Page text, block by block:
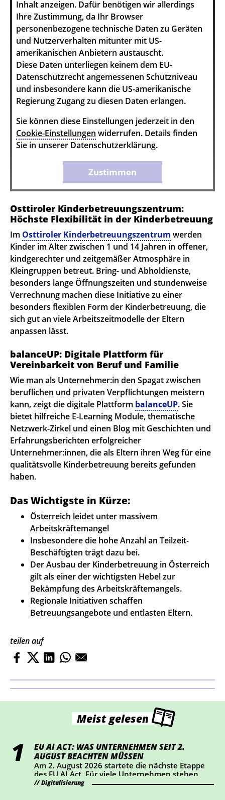
Inhalt anzeigen. Dafür benötigen wir allerdings
Ihre Zustimmung, da Ihr Browser
personenbezogene technische Daten zu Geräten
und Nutzerverhalten mitunter mit US-
amerikanischen Anbietern austauscht.
Diese Daten unterliegen keinem dem EU-
Datenschutzrecht angemessenen Schutzniveau
und insbesondere kann die US-amerikanische
Regierung Zugang zu diesen Daten erlangen.
Sie können diese Einstellungen jederzeit in den
Cookie-Einstellungen widerrufen. Details finden
Sie in unserer Datenschutzerklärung.
Zustimmen
Osttiroler Kinderbetreuungszentrum:
Höchste Flexibilität in der Kinderbetreuung
Im Osttiroler Kinderbetreuungszentrum werden
Kinder im Alter zwischen 1 und 14 Jahren in offener,
kindgerechter und zeitgemäßer Atmosphäre in
Kleingruppen betreut. Bring- und Abholdienste,
besonders lange Öffnungszeiten und stundenweise
Verrechnung machen diese Initiative zu einer
besonders flexiblen Form der Kinderbetreuung, die
sich gut an viele Arbeitszeitmodelle der Eltern
anpassen lässt.
balanceUP: Digitale Plattform für
Vereinbarkeit von Beruf und Familie
Wie man als Unternehmer:in den Spagat zwischen
beruflichen und privaten Verpflichtungen meistern
kann, zeigt die digitale Plattform balanceUP. Sie
bietet hilfreiche E-Learning Module, thematische
Netzwerk-Zirkel und einen Blog mit Geschichten und
Erfahrungsberichten erfolgreicher
Unternehmer:innen, die als Eltern ihren Weg für eine
qualitätsvolle Kinderbetreuung bereits gefunden
haben.
Das Wichtigste in Kürze:
Österreich leidet unter massivem
Arbeitskräftemangel
Insbesondere die hohe Anzahl an Teilzeit-
Beschäftigten trägt dazu bei.
Der Ausbau der Kinderbetreuung in Österreich
gilt als einer der wichtigsten Hebel zur
Bekämpfung des Arbeitskräftemangels.
Regionale Initiativen schaffen
Betreuungsangebote und entlasten Eltern.
teilen auf
Meist gelesen
EU AI ACT: WAS UNTERNEHMEN SEIT 2.
AUGUST BEACHTEN MÜSSEN
Am 2. August 2026 startete die nächste Etappe
des EU AI Act. Für viele Unternehmen stehen
dabei vor allem Transparenz und Kennzeichnung
Digitalisierung